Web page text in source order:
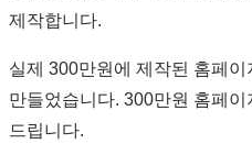
제작합니다.
실제 300만원에 제작된 홈페
만들었습니다. 300만원 홈페이
드립니다.